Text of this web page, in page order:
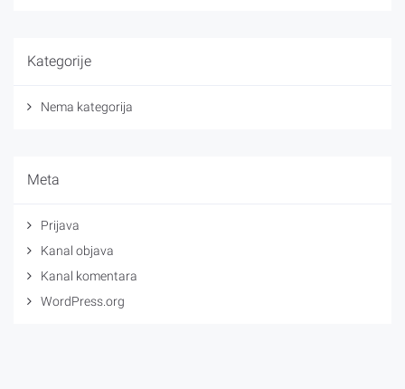
Kategorije
Nema kategorija
Meta
Prijava
Kanal objava
Kanal komentara
WordPress.org